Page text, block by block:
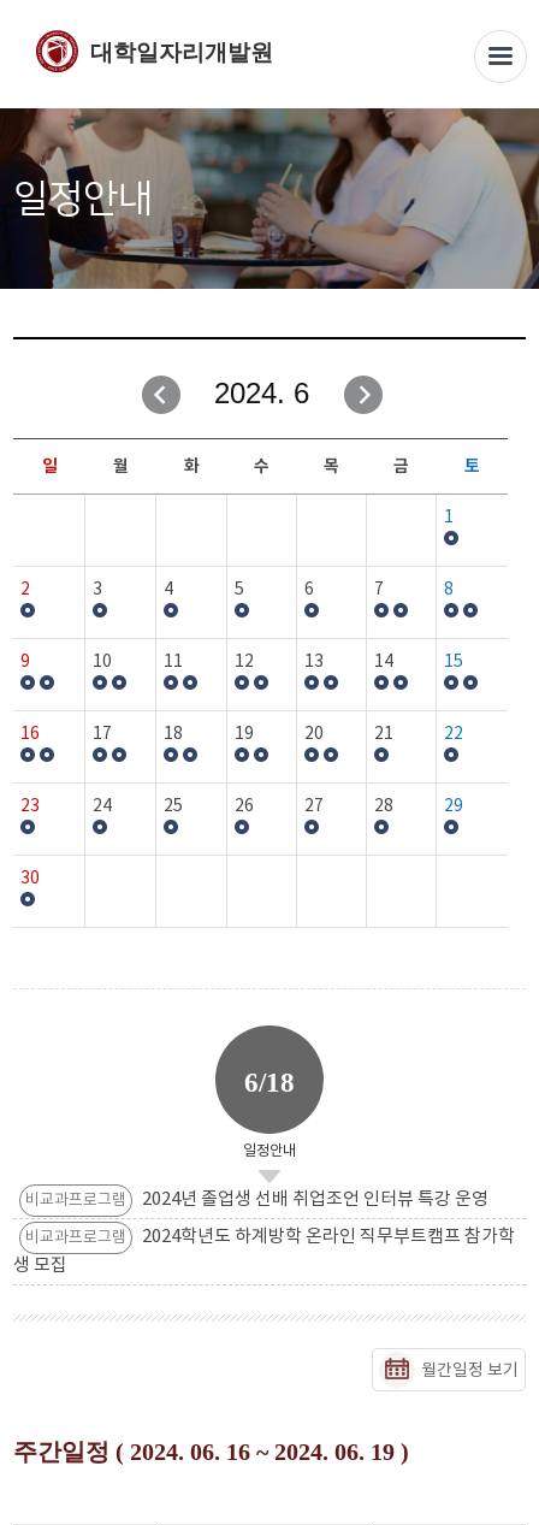
대학일자리개발원
일정안내
2024. 6
일 월 화 수 목 금 토
1
2 3 4 5 6 7 8
9 10 11 12 13 14 15
16 17 18 19 20 21 22
23 24 25 26 27 28 29
30
6/18
일정안내
비교과프로그램 2024년 졸업생 선배 취업조언 인터뷰 특강 운영
비교과프로그램
2024학년도 하계방학 온라인 직무부트캠프 참가학
생 모집
월간일정 보기
주간일정 ( 2024. 06. 16 ~ 2024. 06. 19 )